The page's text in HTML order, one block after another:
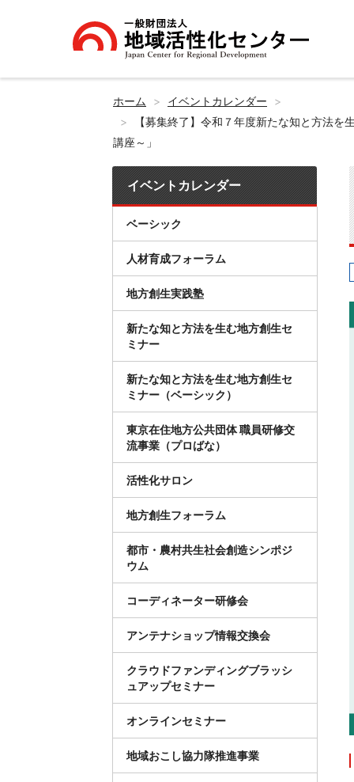
ホーム
イベントカレンダー
【募集終了】令和７年度新たな知と方法
講座～」
イベントカレンダー
ベーシック
人材育成フォーラム
地方創生実践塾
新たな知と方法を生む地方創生セ
ミナー
新たな知と方法を生む地方創生セ
ミナー（ベーシック）
東京在住地方公共団体 職員研修交
流事業（プロばな）
活性化サロン
地方創生フォーラム
都市・農村共生社会創造シンポジ
ウム
コーディネーター研修会
アンテナショップ情報交換会
クラウドファンディングブラッシ
ュアップセミナー
オンラインセミナー
地域おこし協力隊推進事業